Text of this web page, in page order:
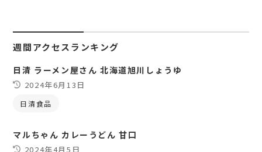
週間アクセスランキング
日清 ラーメン屋さん 北海道旭川しょうゆ
2024年6月13日
日清食品
マルちゃん カレーうどん 甘口
2024年4月5日